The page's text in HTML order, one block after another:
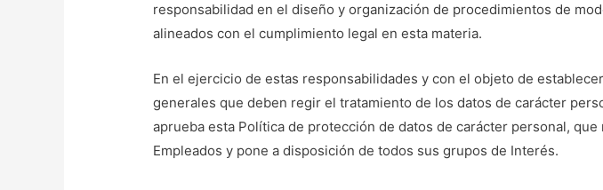
responsabilidad en el diseño y organización de procedimientos de
alineados con el cumplimiento legal en esta materia.
En el ejercicio de estas responsabilidades y con el objeto de
generales que deben regir el tratamiento de los datos de carácter
aprueba esta Política de protección de datos de carácter personal, que
Empleados y pone a disposición de todos sus grupos de Interés.